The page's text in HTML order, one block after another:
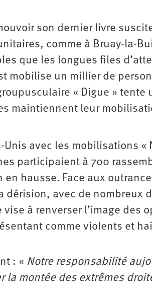
son dernier livre
comme à Bruay-la-
que les longues files
mobilise un millier de
« Digue »
maintiennent leur
avec les mobilisations «
participaient à 700
hausse. Face aux
dérision, avec de nombreux
à renverser l’image des
comme violents et
: « Notre responsabilité
la montée des extrêmes